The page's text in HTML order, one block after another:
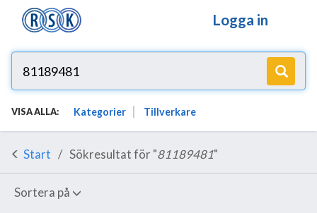
Logga in
VISA ALLA: Kategorier Tillverkare
Start Sökresultat för "81189481"
Sortera på